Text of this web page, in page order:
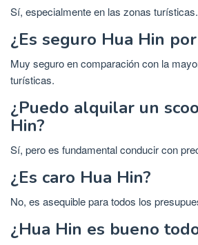
Sí, especialmente en las zonas turísticas.
¿Es seguro Hua Hin
Muy seguro en comparación con la
turísticas.
¿Puedo alquilar un
Hin?
Sí, pero es fundamental conducir con
¿Es caro Hua Hin?
No, es asequible para todos los
¿Hua Hin es bueno